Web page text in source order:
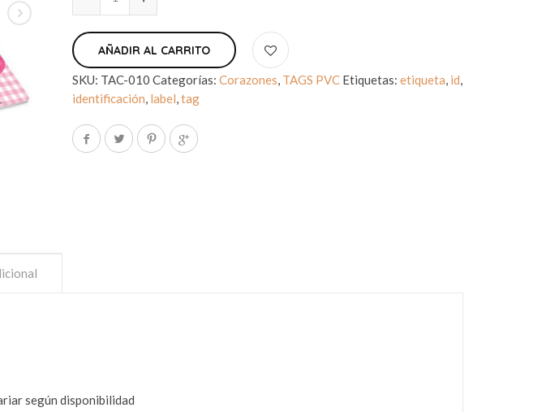
AÑADIR AL CARRITO
SKU: TAC-010 Categorías:Corazones, TAGS PVC Etiquetas:etiqueta, id,
identificación, label,tag
según disponibilidad